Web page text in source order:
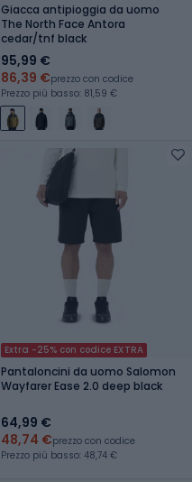
Giacca antipioggia da uomo
The North Face Antora
cedar/tnf black
95,99 €
86,39 €prezzo con codice
Prezzo più basso: 81,59 €
Extra -25% con codice EXTRA
Pantaloncini da uomo Salomon
Wayfarer Ease 2.0 deep black
64,99 €
48,74 €prezzo con codice
Prezzo più basso: 48,74 €